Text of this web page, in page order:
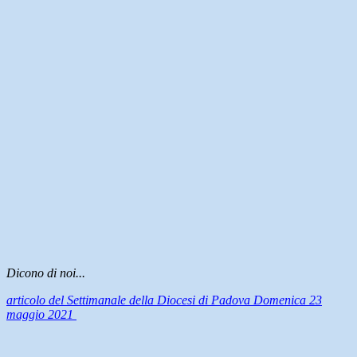
Dicono di noi...
articolo del Settimanale della Diocesi di Padova Domenica 23
maggio 2021